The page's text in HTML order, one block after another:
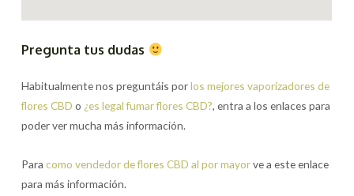
Pregunta tus dudas
Habitualmente nos preguntáis porlos mejores vaporizadores de
flores CBD o ¿es legal fumar flores CBD?, entra a los enlaces para
poder ver mucha más información.
Paracomo vendedor de flores CBD al por mayorve a este enlace
para más información.